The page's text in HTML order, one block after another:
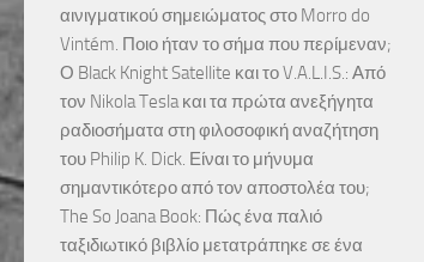
αινιγματικού σημειώματος στο Morro do
Vintém. Ποιο ήταν το σήμα που περίμεναν;
Ο Black Knight Satellite και το V.A.L.I.S.: Από
τον Nikola Tesla και τα πρώτα ανεξήγητα
ραδιοσήματα στη φιλοσοφική αναζήτηση
του Philip K. Dick. Είναι το μήνυμα
σημαντικότερο από τον αποστολέα του;
The So Joana Book: Πώς ένα παλιό
ταξιδιωτικό βιβλίο μετατράπηκε σε ένα